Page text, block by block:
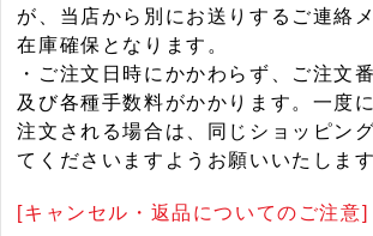
が、当店から別にお送りするご連絡
在庫確保となります。
・ご注文日時にかかわらず、ご注文
及び各種手数料がかかります。一度
注文される場合は、同じショッピン
てくださいますようお願いいたします
[キャンセル・返品についてのご注意]